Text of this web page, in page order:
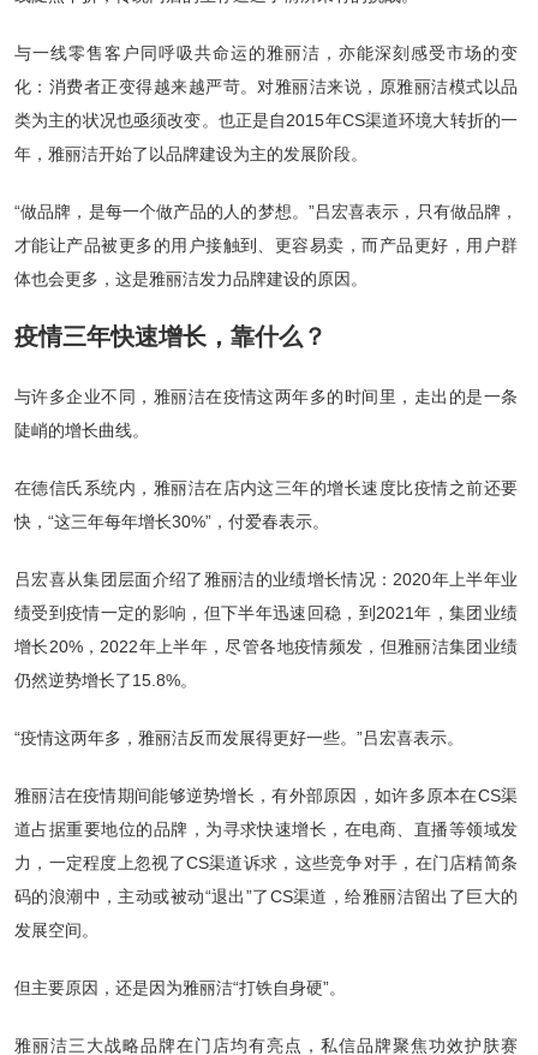
与一线零售客户同呼吸共命运的雅丽洁，亦能深刻感受市场的变
化：消费者正变得越来越严苛。对雅丽洁来说，原雅丽洁模式以品
类为主的状况也亟须改变。也正是自2015年CS渠道环境大转折的一
年，雅丽洁开始了以品牌建设为主的发展阶段。
“做品牌，是每一个做产品的人的梦想。”吕宏喜表示，只有做品牌，
才能让产品被更多的用户接触到、更容易卖，而产品更好，用户群
体也会更多，这是雅丽洁发力品牌建设的原因。
疫情三年快速增长，靠什么？
与许多企业不同，雅丽洁在疫情这两年多的时间里，走出的是一条
陡峭的增长曲线。
在德信氏系统内，雅丽洁在店内这三年的增长速度比疫情之前还要
快，“这三年每年增长30%”，付爱春表示。
吕宏喜从集团层面介绍了雅丽洁的业绩增长情况：2020年上半年业
绩受到疫情一定的影响，但下半年迅速回稳，到2021年，集团业绩
增长20%，2022年上半年，尽管各地疫情频发，但雅丽洁集团业绩
仍然逆势增长了15.8%。
“疫情这两年多，雅丽洁反而发展得更好一些。”吕宏喜表示。
雅丽洁在疫情期间能够逆势增长，有外部原因，如许多原本在CS渠
道占据重要地位的品牌，为寻求快速增长，在电商、直播等领域发
力，一定程度上忽视了CS渠道诉求，这些竞争对手，在门店精简条
码的浪潮中，主动或被动“退出”了CS渠道，给雅丽洁留出了巨大的
发展空间。
但主要原因，还是因为雅丽洁“打铁自身硬”。
雅丽洁三大战略品牌在门店均有亮点，私信品牌聚焦功效护肤赛